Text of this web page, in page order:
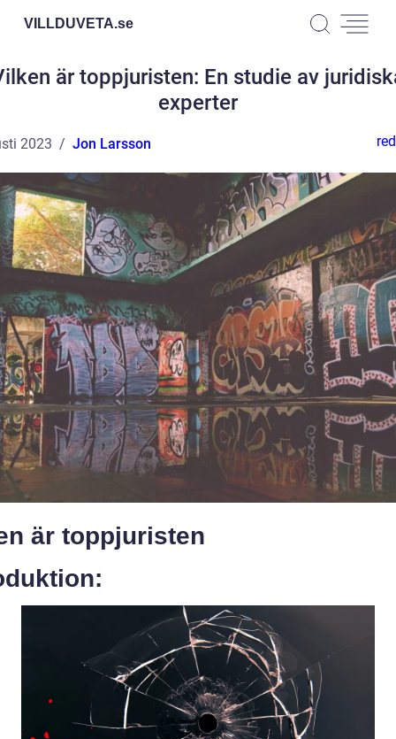
VILLDUVETA.se
är toppjuristen: En studie av
experter
2023 Jon Larsson
är toppjuristen